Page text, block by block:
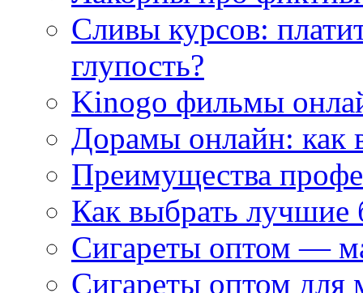
Сливы курсов:
глупость?
Kinogo фильмы
Дорамы онлайн: как
Преимущества
Как выбрать
Сигареты оптом —
Сигареты оптом для